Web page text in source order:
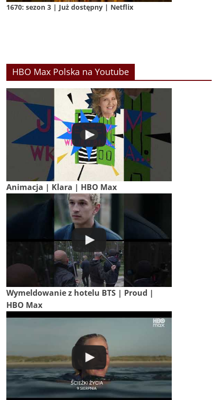
1670: sezon 3 | Już dostępny | Netflix
HBO Max Polska na Youtube
Animacja | Klara | HBO Max
Wymeldowanie z hotelu BTS | Proud |
HBO Max